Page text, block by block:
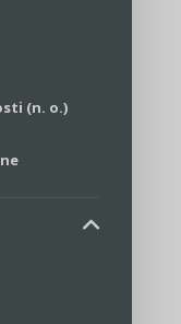
(n. o.)